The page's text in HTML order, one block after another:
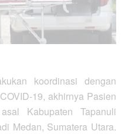
koordinasi dengan
19, akhirnya Pasien
Kabupaten Tapanuli
Medan, Sumatera Utara.